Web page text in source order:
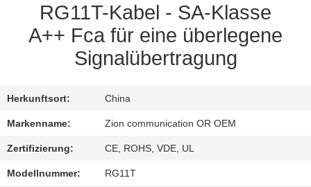
VERBINDUNG
FORDERN
SIE EIN
ZITAT
SITEMAP
RG11T-Kabel - SA-Klasse
A++ Fca für eine überlegene
Signalübertragung
Herkunftsort: China
Markenname: Zion communication OR OEM
Zertifizierung: CE, ROHS, VDE, UL
Modellnummer: RG11T